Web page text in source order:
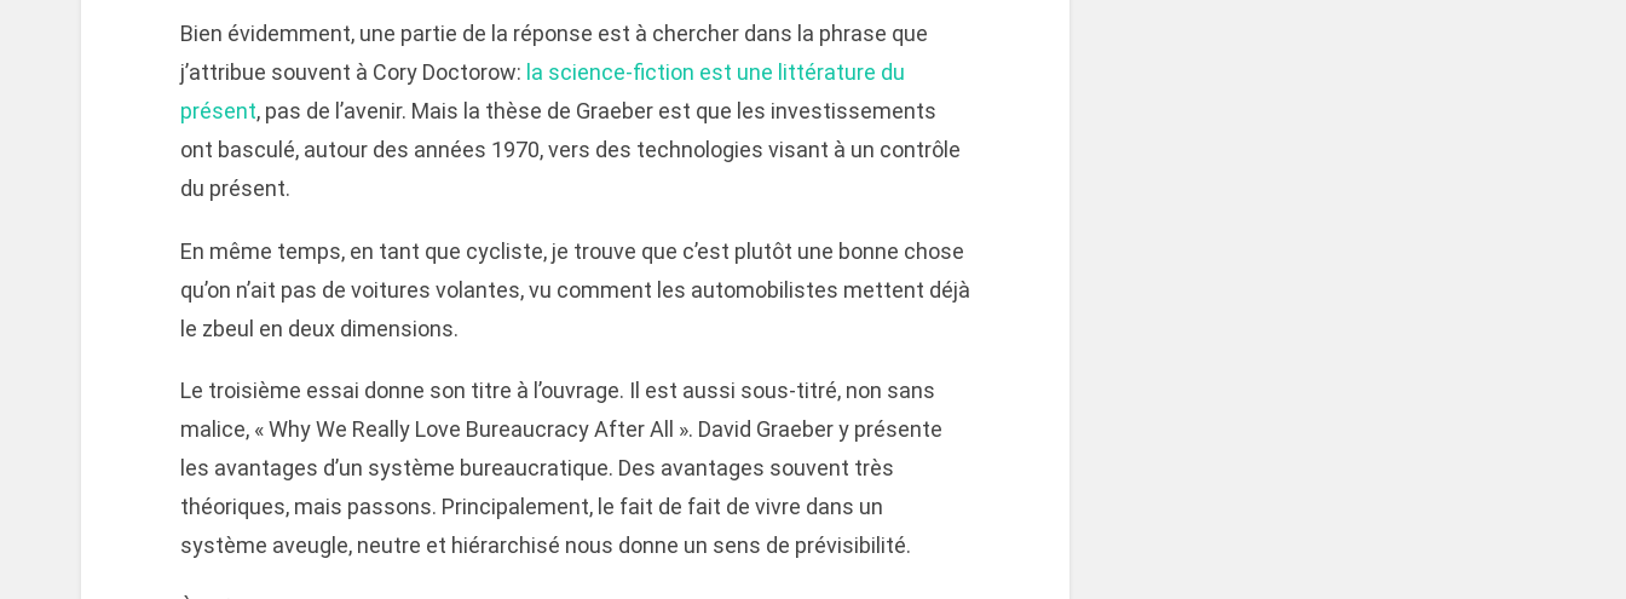
Bien évidemment, une partie de la réponse est à chercher dans la phrase que
j’attribue souvent à Cory Doctorow: la science-fiction est une littérature du
présent, pas de l’avenir. Mais la thèse de Graeber est que les investissements
ont basculé, autour des années 1970, vers des technologies visant à un contrôle
du présent.
En même temps, en tant que cycliste, je trouve que c’est plutôt une bonne chose
qu’on n’ait pas de voitures volantes, vu comment les automobilistes mettent déjà
le zbeul en deux dimensions.
Le troisième essai donne son titre à l’ouvrage. Il est aussi sous-titré, non sans
malice, « Why We Really Love Bureaucracy After All ». David Graeber y présente
les avantages d’un système bureaucratique. Des avantages souvent très
théoriques, mais passons. Principalement, le fait de fait de vivre dans un
système aveugle, neutre et hiérarchisé nous donne un sens de prévisibilité.